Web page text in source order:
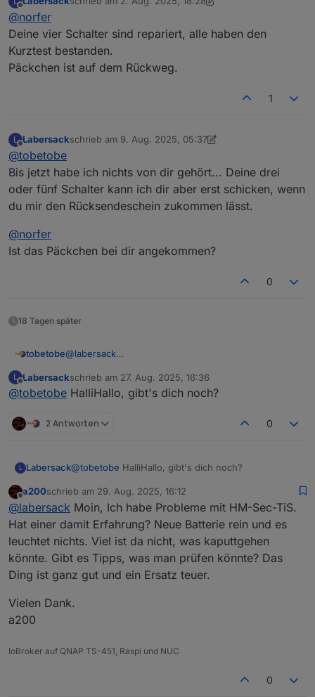
das Päckchen schicken?
Offline zuletzt editiert von Labersack8. Apr. 2025, 10:33
@norfer
Deine vier Schalter sind repariert, alle haben den
Kurztest bestanden.
Päckchen ist auf dem Rückweg.
1
L
Offline
Labersackschrieb am 9. Aug. 2025, 05:37
zuletzt editiert von Labersack8. Sept. 2025, 07:37
@tobetobe
Bis jetzt habe ich nichts von dir gehört... Deine drei
oder fünf Schalter kann ich dir aber erst schicken, wenn
du mir den Rücksendeschein zukommen lässt.
@norfer
Ist das Päckchen bei dir angekommen?
0
18 Tagen später
tobetobe@labersack
schön, dass es dein Angebot noch immer gibt. Ich
habe mittlerweile 4 Stück HM-LC-Sw1-FM mit
HM-LC-Sw2-FM (Fehler unbekannt) hier liegen. Ich
Deinen ersten Post habe ich gelesen und bin mit den
Bedingungen einverstanden. Bitte schicke mir deine
L
Offline
Labersackschrieb am 27. Aug. 2025, 16:36
zuletzt editiert von
@tobetobe HalliHallo, gibt's dich noch?
2 Antworten 0
L Labersack@tobetobe HalliHallo, gibt's dich noch?
Offline
a200schrieb am 29. Aug. 2025, 16:12
zuletzt editiert von
@labersack Moin, Ich habe Probleme mit HM-Sec-TiS.
Hat einer damit Erfahrung? Neue Batterie rein und es
leuchtet nichts. Viel ist da nicht, was kaputtgehen
könnte. Gibt es Tipps, was man prüfen könnte? Das
Ding ist ganz gut und ein Ersatz teuer.
Vielen Dank.
a200
IoBroker auf QNAP TS-451, Raspi und NUC
0